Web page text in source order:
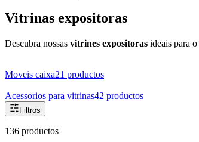
Vitrinas expositoras
Descubra nossas vitrines expositoras ideais para o
Moveis caixa21 productos
Acessorios para vitrinas42 productos
Filtros
136 productos